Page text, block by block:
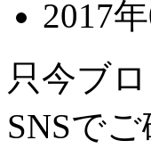
2017
只今ブ
SNSで